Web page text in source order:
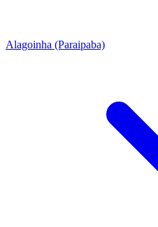
Alagoinha (Paraipaba)